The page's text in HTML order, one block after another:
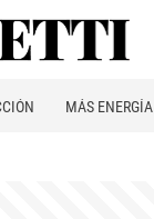
MÁS ENERGÍA